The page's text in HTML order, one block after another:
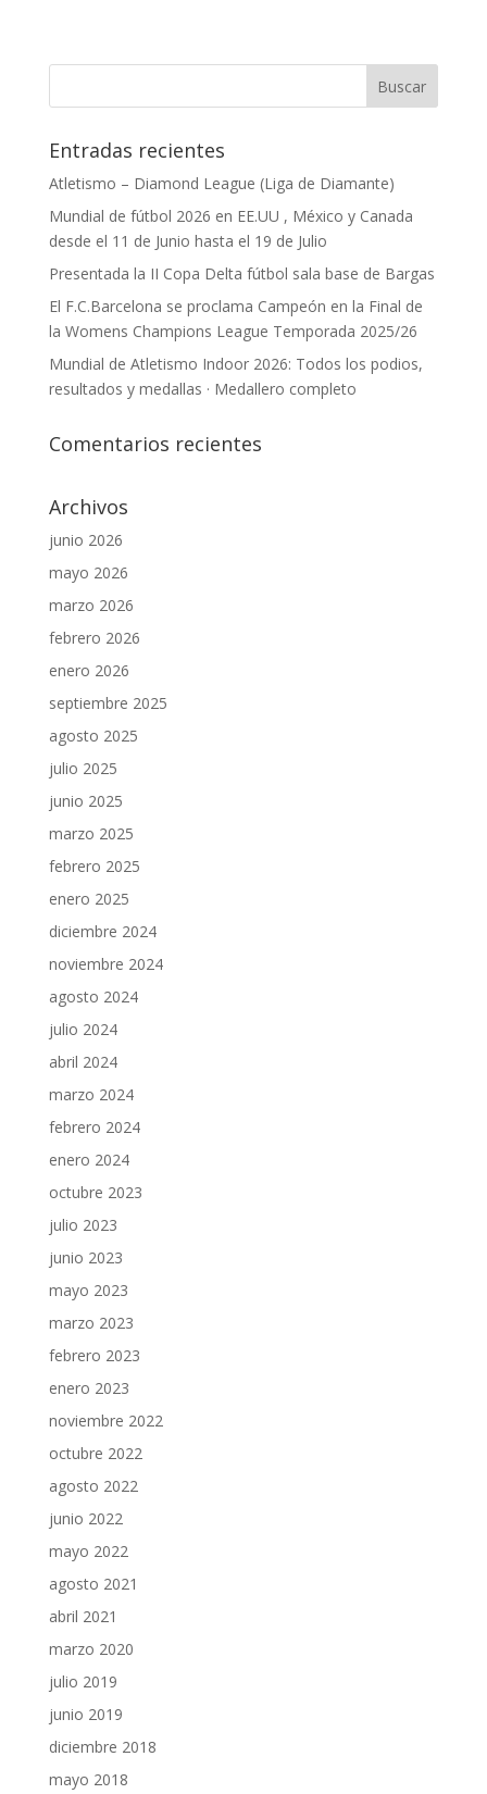
Entradas recientes
Atletismo – Diamond League (Liga de Diamante)
Mundial de fútbol 2026 en EE.UU , México y Canada
desde el 11 de Junio hasta el 19 de Julio
Presentada la II Copa Delta fútbol sala base de Bargas
El F.C.Barcelona se proclama Campeón en la Final de
la Womens Champions League Temporada 2025/26
Mundial de Atletismo Indoor 2026: Todos los podios,
resultados y medallas · Medallero completo
Comentarios recientes
Archivos
junio 2026
mayo 2026
marzo 2026
febrero 2026
enero 2026
septiembre 2025
agosto 2025
julio 2025
junio 2025
marzo 2025
febrero 2025
enero 2025
diciembre 2024
noviembre 2024
agosto 2024
julio 2024
abril 2024
marzo 2024
febrero 2024
enero 2024
octubre 2023
julio 2023
junio 2023
mayo 2023
marzo 2023
febrero 2023
enero 2023
noviembre 2022
octubre 2022
agosto 2022
junio 2022
mayo 2022
agosto 2021
abril 2021
marzo 2020
julio 2019
junio 2019
diciembre 2018
mayo 2018